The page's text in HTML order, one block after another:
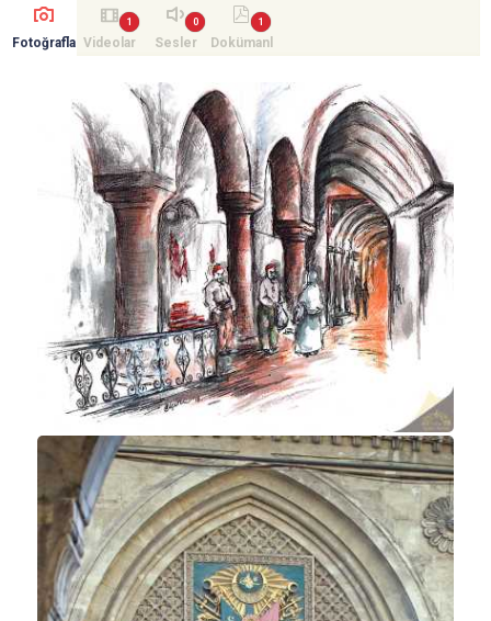
Fotoğrafla Videolar Sesler
Dokümanl